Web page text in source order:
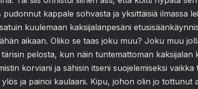
kappale sohvasta ja yksittäisiä ilmassa
kuulemaan kaksijalanpesäni
aikaan. Oliko se taas joku muu? Joku muu
pelosta, kun näin tuntemattoman
korviani ja sähisin itseni suojelemiseksi
ja painoi kaulaani. Kipu, johon olin jo